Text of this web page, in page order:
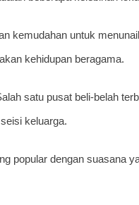
kemudahan untuk
kehidupan beragama.
satu pusat beli-belah
keluarga.
popular dengan suasana